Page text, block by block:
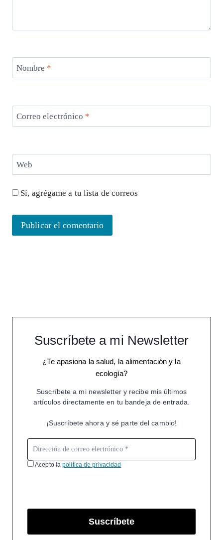
Nombre *
Correo electrónico *
Web
Sí, agrégame a tu lista de correos
Suscríbete a mi Newsletter
¿Te apasiona la salud, la alimentación y la
ecología?
Suscríbete a mi newsletter y recibe mis últimos
artículos directamente en tu bandeja de entrada.
¡Suscríbete ahora y sé parte del cambio!
Acepto lapolítica de privacidad
Suscríbete